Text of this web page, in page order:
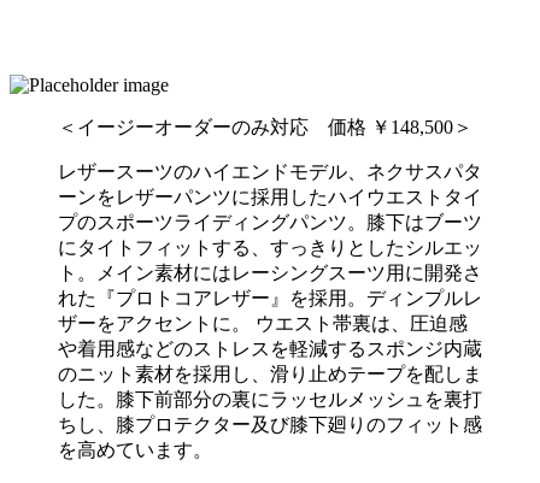
＜イージーオーダーのみ対応 価格 ￥148,500＞
レザースーツのハイエンドモデル、ネクサスパタ
ーンをレザーパンツに採用したハイウエストタイ
プのスポーツライディングパンツ。膝下はブーツ
にタイトフィットする、すっきりとしたシルエッ
ト。メイン素材にはレーシングスーツ用に開発さ
れた『プロトコアレザー』を採用。ディンプルレ
ザーをアクセントに。 ウエスト帯裏は、圧迫感
や着用感などのストレスを軽減するスポンジ内蔵
のニット素材を採用し、滑り止めテープを配しま
した。膝下前部分の裏にラッセルメッシュを裏打
ちし、膝プロテクター及び膝下廻りのフィット感
を高めています。